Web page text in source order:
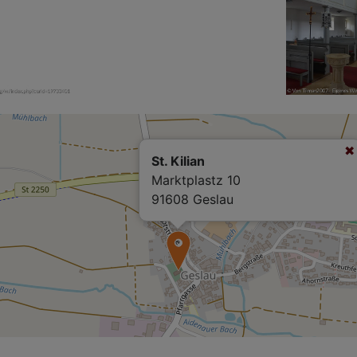
St. Kilian
Marktplastz 10
91608 Geslau